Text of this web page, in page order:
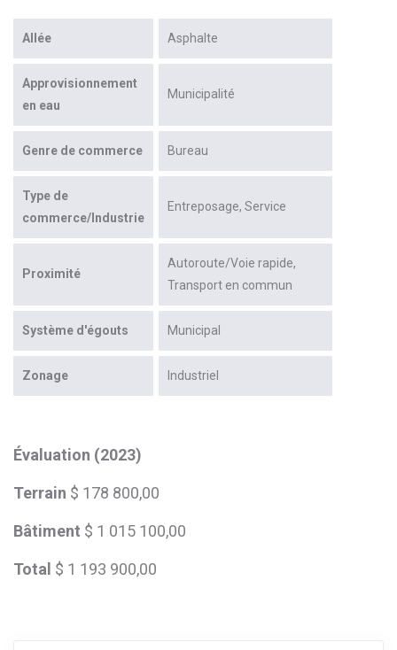
Allée Asphalte
Approvisionnement
en eau
Municipalité
Genre de commerce Bureau
Type de
commerce/Industrie
Entreposage Service
Proximité
Autoroute/Voie rapide
Transport en commun
Système d'égouts Municipal
Zonage Industriel
Évaluation (2023)
Terrain $ 178 800,00
Bâtiment $ 1 015 100,00
Total $ 1 193 900,00